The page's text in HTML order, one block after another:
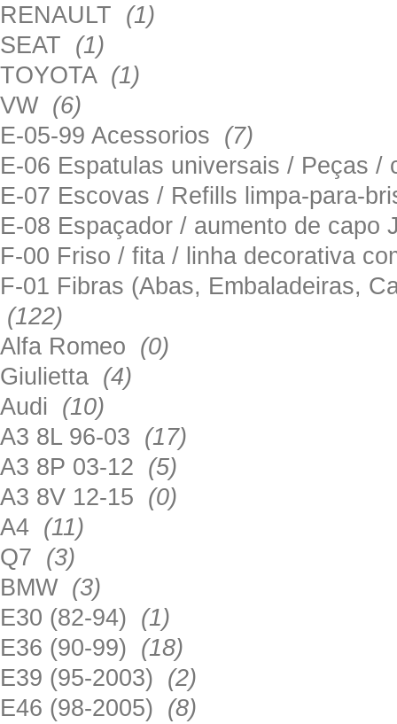
RENAULT (1)
SEAT (1)
TOYOTA (1)
VW (6)
E-05-99 Acessorios (7)
E-06 Espatulas universais / Peças
E-07 Escovas / Refills limpa-para-
E-08 Espaçador / aumento de
F-00 Friso / fita / linha decorativa
F-01 Fibras (Abas, Embaladeiras,
(122)
Alfa Romeo (0)
Giulietta (4)
Audi (10)
A3 8L 96-03 (17)
A3 8P 03-12 (5)
A3 8V 12-15 (0)
A4 (11)
Q7 (3)
BMW (3)
E30 (82-94) (1)
E36 (90-99) (18)
E39 (95-2003) (2)
E46 (98-2005) (8)